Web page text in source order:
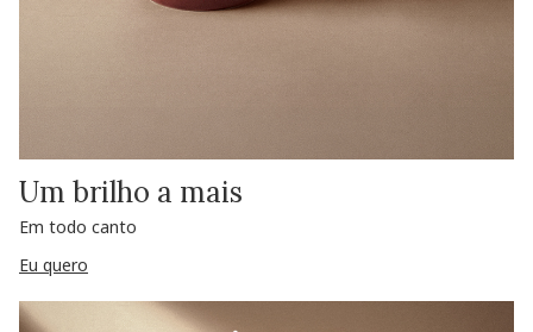
Um brilho a mais
Em todo canto
Eu quero